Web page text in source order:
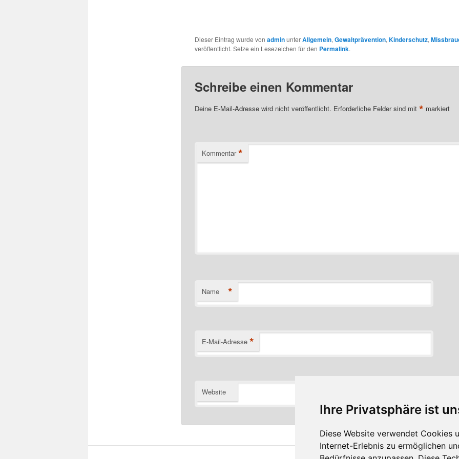
Ihre Privatsphäre ist
Diese Website verwendet Cookies
Internet-Erlebnis zu ermöglichen
Dieser Eintrag wurde von adminunterAllgemein, Gewaltprävention, Kinderschutz,
veröffentlicht. Setze ein Lesezeichen für den Permalink.
Schreibe einen Kommentar
Deine E-Mail-Adresse wird nicht veröffentlicht. Erforderliche Felder sind mit * markiert
Kommentar *
Name *
E-Mail-Adresse *
Website